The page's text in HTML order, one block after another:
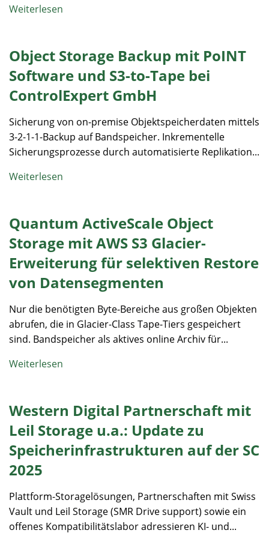
Weiterlesen
Object Storage Backup mit PoINT
Software und S3-to-Tape bei
ControlExpert GmbH
Sicherung von on-premise Objektspeicherdaten mittels
3-2-1-1-Backup auf Bandspeicher. Inkrementelle
Sicherungsprozesse durch automatisierte Replikation...
Weiterlesen
Quantum ActiveScale Object
Storage mit AWS S3 Glacier-
Erweiterung für selektiven Restore
von Datensegmenten
Nur die benötigten Byte-Bereiche aus großen Objekten
abrufen, die in Glacier-Class Tape-Tiers gespeichert
sind. Bandspeicher als aktives online Archiv für...
Weiterlesen
Western Digital Partnerschaft mit
Leil Storage u.a.: Update zu
Speicherinfrastrukturen auf der SC
2025
Plattform-Storagelösungen, Partnerschaften mit Swiss
Vault und Leil Storage (SMR Drive support) sowie ein
offenes Kompatibilitätslabor adressieren KI- und...